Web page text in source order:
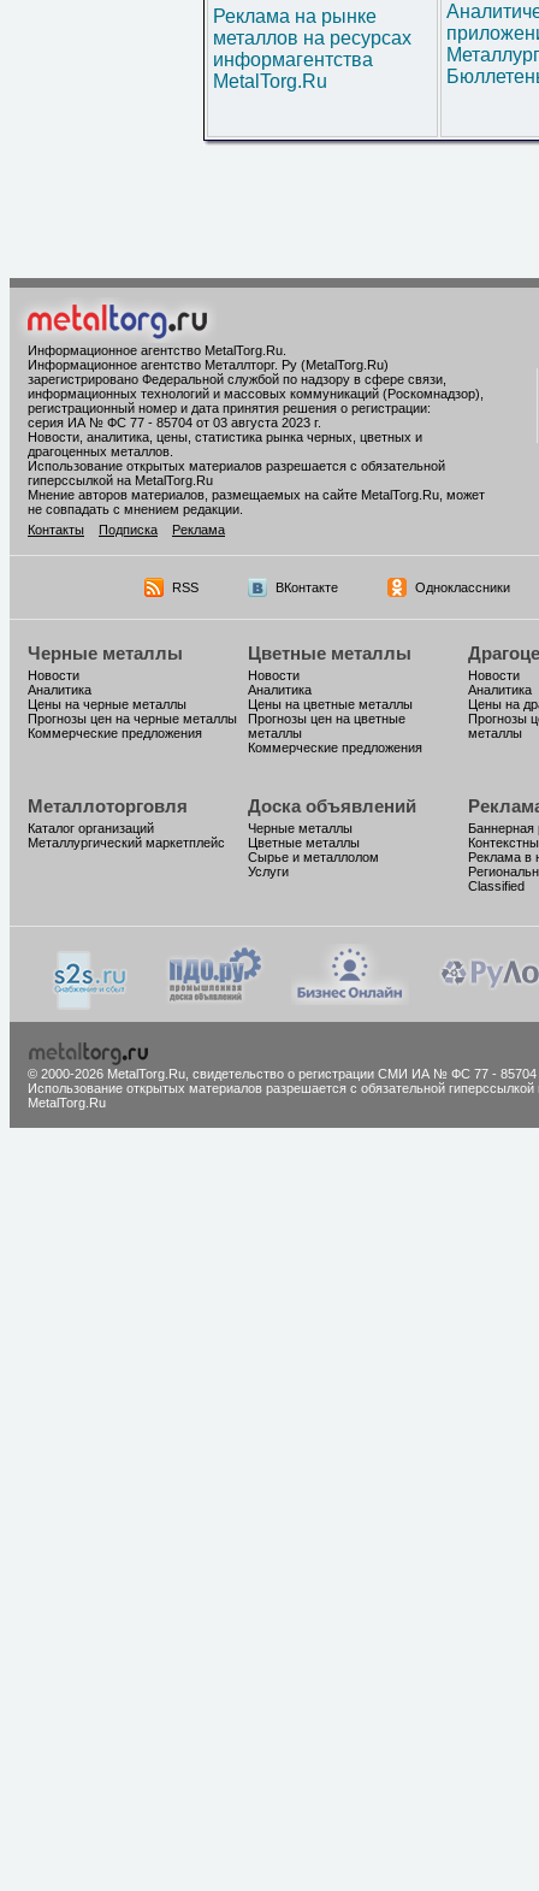
Реклама на рынке
металлов на ресурсах
информагентства
MetalTorg.Ru
Информационное агентство MetalTorg.Ru
Информационное агентство Металлторг. Ру (MetalTorg.Ru)
зарегистрировано Федеральной службой по надзору в сфере связи,
информационных технологий и массовых коммуникаций (Роскомнадзор),
регистрационный номер и дата принятия решения о регистрации:
серия ИА № ФС 77 - 85704 от 03 августа 2023 г.
Новости, аналитика, цены, статистика рынка черных, цветных и
драгоценных металлов.
Использование открытых материалов разрешается с обязательной
гиперссылкой на MetalTorg.Ru
Мнение авторов материалов, размещаемых на сайте MetalTorg.Ru, может
не совпадать с мнением редакции.
Контакты
Подписка Реклама
RSS ВКонтакте Одноклассники
Черные металлы
Новости
Аналитика
Цены на черные металлы
Прогнозы цен на черные металлы
Коммерческие предложения
Цветные металлы
Новости
Аналитика
Цены на цветные металлы
Прогнозы цен на цветные
металлы
Коммерческие предложения
Новости
Аналитика
Цены на
Прогнозы
металлы
Металлоторговля
Каталог организаций
Металлургический маркетплейс
Доска объявлений
Черные металлы
Цветные металлы
Сырье и металлолом
Услуги
Баннерная
Реклама в
Classified
© 2000-2026 MetalTorg.Ru, cвидетельство о регистрации СМИ ИА № ФС 77 - 85704
Использование открытых материалов разрешается с обязательной гиперссылкой
MetalTorg.Ru